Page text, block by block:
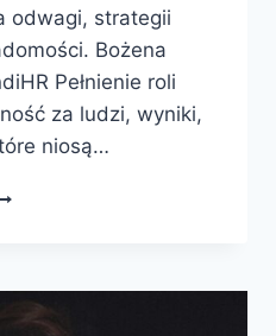
odwagi, strategii
Bożena
Pełnienie roli
za ludzi, wyniki,
niosą…